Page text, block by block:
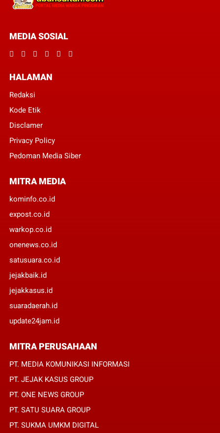
MEDIA SOSIAL
HALAMAN
Redaksi
Kode Etik
Disclamer
Privacy Policy
Pedoman Media Siber
MITRA MEDIA
kominfo.co.id
expost.co.id
warkop.co.id
onenews.co.id
satusuara.co.id
jejakbaik.id
jejakkasus.id
suaradaerah.id
update24jam.id
MITRA PERUSAHAAN
PT. MEDIA KOMUNIKASI INFORMASI
PT. JEJAK KASUS GROUP
PT. ONE NEWS GROUP
PT. SATU SUARA GROUP
PT. SUKMA UMKM DIGITAL